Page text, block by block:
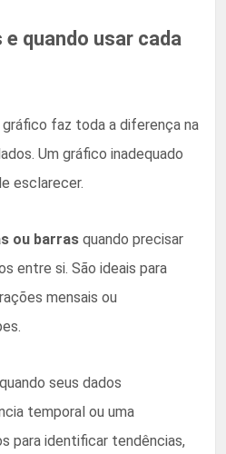
quando usar cada
faz toda a diferença na
Um gráfico inadequado
esclarecer.
ou barras quando precisar
entre si. São ideais para
mensais ou
quando seus dados
temporal ou uma
para identificar tendências,